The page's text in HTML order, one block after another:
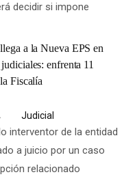
decidir si impone
a la Nueva EPS en
enfrenta 11
Fiscalía
Judicial
interventor de la entidad
a juicio por un caso
relacionado